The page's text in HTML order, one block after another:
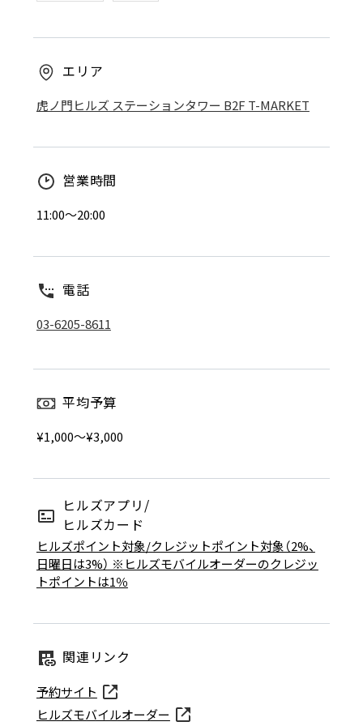
エリア
虎ノ門ヒルズ ステーションタワー B2F T-MARKET
営業時間
11:00～20:00
電話
03-6205-8611
平均予算
¥1,000～¥3,000
ヒルズアプリ/
ヒルズカード
ヒルズポイント対象/クレジットポイント対象（2%、
日曜日は3%） ※ヒルズモバイルオーダーのクレジッ
トポイントは1％
関連リンク
予約サイト
ヒルズモバイルオーダー